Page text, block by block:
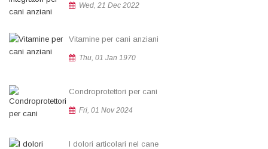
Wed, 21 Dec 2022
Vitamine per cani anziani
Thu, 01 Jan 1970
Condroprotettori per cani
Fri, 01 Nov 2024
I dolori articolari nel cane